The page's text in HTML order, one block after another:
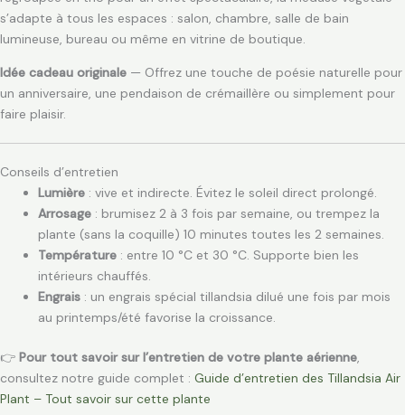
s’adapte à tous les espaces : salon, chambre, salle de bain
lumineuse, bureau ou même en vitrine de boutique.
Idée cadeau originale — Offrez une touche de poésie naturelle pour
un anniversaire, une pendaison de crémaillère ou simplement pour
faire plaisir.
Conseils d’entretien
Lumière : vive et indirecte. Évitez le soleil direct prolongé.
Arrosage : brumisez 2 à 3 fois par semaine, ou trempez la
plante (sans la coquille) 10 minutes toutes les 2 semaines.
Température : entre 10 °C et 30 °C. Supporte bien les
intérieurs chauffés.
Engrais : un engrais spécial tillandsia dilué une fois par mois
au printemps/été favorise la croissance.
👉 Pour tout savoir sur l’entretien de votre plante aérienne,
consultez notre guide complet : Guide d’entretien des Tillandsia Air
Plant – Tout savoir sur cette plante